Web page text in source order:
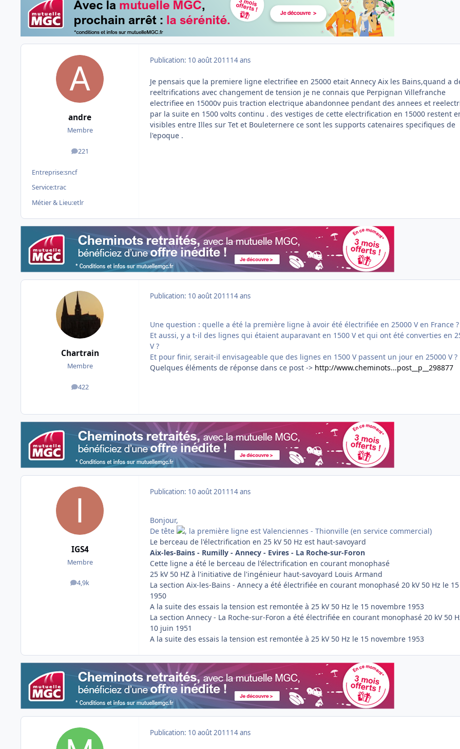
andre
Membre
221
messages
Entreprise:sncf
Service:trac
Métier & Lieu:etlr
Publication: 10 août 2011 14 ans
Je pensais que la premiere ligne electrifiee en 25000 etait Annecy Aix les Bains,quand a
reeltrifications avec changement de tension je ne connais que Perpignan Villefranche
electrifiee en 15000v puis traction electrique abandonnee pendant des annees et
par la suite en 1500 volts continu . des vestiges de cette electrification en 15000 restent
visibles entre Illes sur Tet et Bouleternere ce sont les supports catenaires specifiques de
l'epoque .
Chartrain
Membre
422
messages
Publication: 10 août 2011 14 ans
Une question : quelle a été la première ligne à avoir été électrifiée en 25000 V en France ?
Et aussi, y a t-il des lignes qui étaient auparavant en 1500 V et qui ont été converties en
V ?
Et pour finir, serait-il envisageable que des lignes en 1500 V passent un jour en 25000 V ?
Quelques éléments de réponse dans ce post -> http://www.cheminots...post__p__298877
IGS4
Membre
4,9k
messages
Publication: 10 août 2011 14 ans
Bonjour,
De tête
, la première ligne est Valenciennes - Thionville (en service commercial)
Le berceau de l'électrification en 25 kV 50 Hz est haut-savoyard
Aix-les-Bains - Rumilly - Annecy - Evires - La Roche-sur-Foron
Cette ligne a été le berceau de l'électrification en courant monophasé
25 kV 50 HZ à l'initiative de l'ingénieur haut-savoyard Louis Armand
La section Aix-les-Bains - Annecy a été électrifiée en courant monophasé 20 kV 50 Hz le
1950
A la suite des essais la tension est remontée à 25 kV 50 Hz le 15 novembre 1953
La section Annecy - La Roche-sur-Foron a été électrifiée en courant monophasé 20 kV 50
10 juin 1951
A la suite des essais la tension est remontée à 25 kV 50 Hz le 15 novembre 1953
Publication: 10 août 2011 14 ans